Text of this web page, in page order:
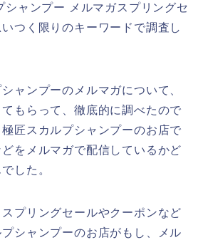
シャンプー メルマガスプリングセ
つく限りのキーワードで調査し
ャンプーのメルマガについて、
もらって、徹底的に調べたので
匠スカルプシャンプーのお店で
をメルマガで配信しているかど
した。
プリングセールやクーポンなど
シャンプーのお店がもし、メル